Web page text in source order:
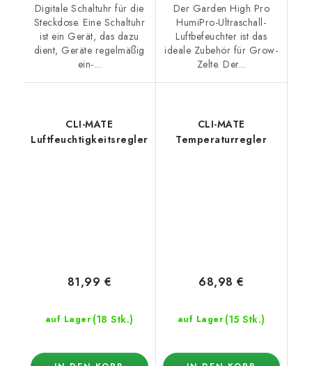
Digitale Schaltuhr für die
Steckdose. Eine Schaltuhr
ist ein Gerät, das dazu
dient, Geräte regelmäßig
ein-...
Der Garden High Pro
HumiPro-Ultraschall-
Luftbefeuchter ist das
ideale Zubehör für Grow-
Zelte. Der...
CLI-MATE
Luftfeuchtigkeitsregler
auf Lager (18 Stk.)
81,99 €
CLI-MATE
Temperaturregler
auf Lager (15 Stk.)
68,98 €